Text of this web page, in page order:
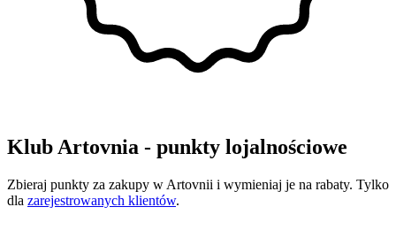
Klub Artovnia - punkty lojalnościowe
Zbieraj punkty za zakupy w Artovnii i wymieniaj je na rabaty. Tylko
dla zarejestrowanych klientów.